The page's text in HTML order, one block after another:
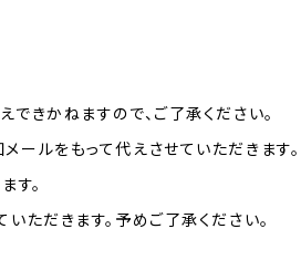
きかねますので、ご了承ください。
ルをもって代えさせていただきます。
す。
ただきます。予めご了承ください。